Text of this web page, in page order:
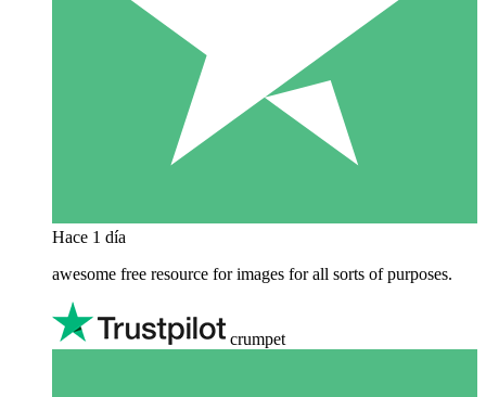
Hace 1 día
awesome free resource for images for all sorts of purposes.
crumpet